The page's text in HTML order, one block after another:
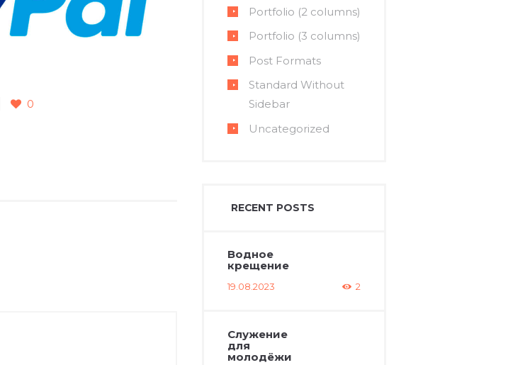
0
Portfolio (2 columns)
Portfolio (3 columns)
Post Formats
Standard Without
Sidebar
Uncategorized
RECENT POSTS
Водное
крещение
19.08.2023 2
Служение
для
молодёжи